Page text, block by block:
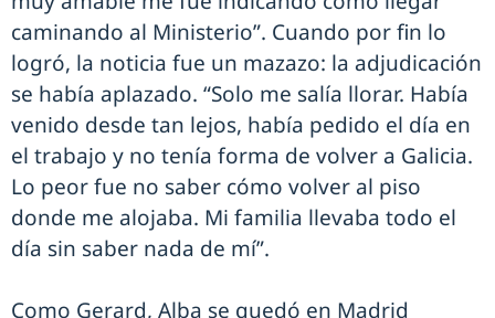
caminando al Ministerio”. Cuando por fin lo
logró, la noticia fue un mazazo: la adjudicación
se había aplazado. “Solo me salía llorar. Había
venido desde tan lejos, había pedido el día en
el trabajo y no tenía forma de volver a Galicia.
Lo peor fue no saber cómo volver al piso
donde me alojaba. Mi familia llevaba todo el
día sin saber nada de mí”.
Como Gerard, Alba se quedó en Madrid